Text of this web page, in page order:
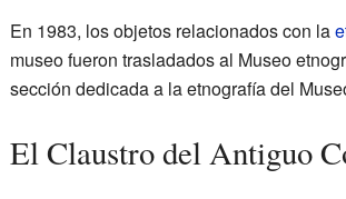
En 1983, los objetos relacionados con la
museo fueron trasladados al Museo
sección dedicada a la etnografía del
El Claustro del Antiguo